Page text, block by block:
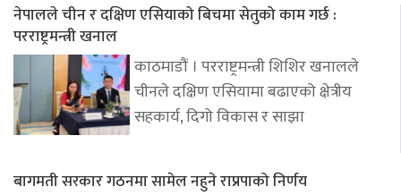
नेपालले चीन र दक्षिण एसियाको बिचमा सेतुको काम गर्छ :
परराष्ट्रमन्त्री खनाल
काठमाडौं । परराष्ट्रमन्त्री शिशिर खनालले
चीनले दक्षिण एसियामा बढाएको क्षेत्रीय
सहकार्य, दिगो विकास र साझा
बागमती सरकार गठनमा सामेल नहुने राप्रपाको निर्णय